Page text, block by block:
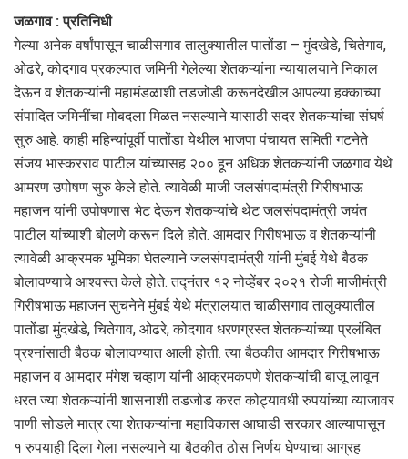
जळगाव : प्रतिनिधी
गेल्या अनेक वर्षांपासून चाळीसगाव तालुक्यातील पातोंडा – मुंदखेडे, चितेगाव,
ओढरे, कोदगाव प्रकल्पात जमिनी गेलेल्या शेतकऱ्यांना न्यायालयाने निकाल
देऊन व शेतकऱ्यांनी महामंडळाशी तडजोडी करूनदेखील आपल्या हक्काच्या
संपादित जमिनींचा मोबदला मिळत नसल्याने यासाठी सदर शेतकऱ्यांचा संघर्ष
सुरु आहे. काही महिन्यांपूर्वी पातोंडा येथील भाजपा पंचायत समिती गटनेते
संजय भास्करराव पाटील यांच्यासह २०० हून अधिक शेतकऱ्यांनी जळगाव येथे
आमरण उपोषण सुरु केले होते. त्यावेळी माजी जलसंपदामंत्री गिरीषभाऊ
महाजन यांनी उपोषणास भेट देऊन शेतकऱ्यांचे थेट जलसंपदामंत्री जयंत
पाटील यांच्याशी बोलणे करून दिले होते. आमदार गिरीषभाऊ व शेतकऱ्यांनी
त्यावेळी आक्रमक भूमिका घेतल्याने जलसंपदामंत्री यांनी मुंबई येथे बैठक
बोलावण्याचे आश्वस्त केले होते. तद्नंतर १२ नोव्हेंबर २०२१ रोजी माजीमंत्री
गिरीषभाऊ महाजन सुचनेने मुंबई येथे मंत्रालयात चाळीसगाव तालुक्यातील
पातोंडा मुंदखेडे, चितेगाव, ओढरे, कोदगाव धरणग्रस्त शेतकऱ्यांच्या प्रलंबित
प्रश्नांसाठी बैठक बोलावण्यात आली होती. त्या बैठकीत आमदार गिरीषभाऊ
महाजन व आमदार मंगेश चव्हाण यांनी आक्रमकपणे शेतकऱ्यांची बाजू लावून
धरत ज्या शेतकऱ्यांनी शासनाशी तडजोड करत कोट्यावधी रुपयांच्या व्याजावर
पाणी सोडले मात्र त्या शेतकऱ्यांना महाविकास आघाडी सरकार आल्यापासून
१ रुपयाही दिला गेला नसल्याने या बैठकीत ठोस निर्णय घेण्याचा आग्रह